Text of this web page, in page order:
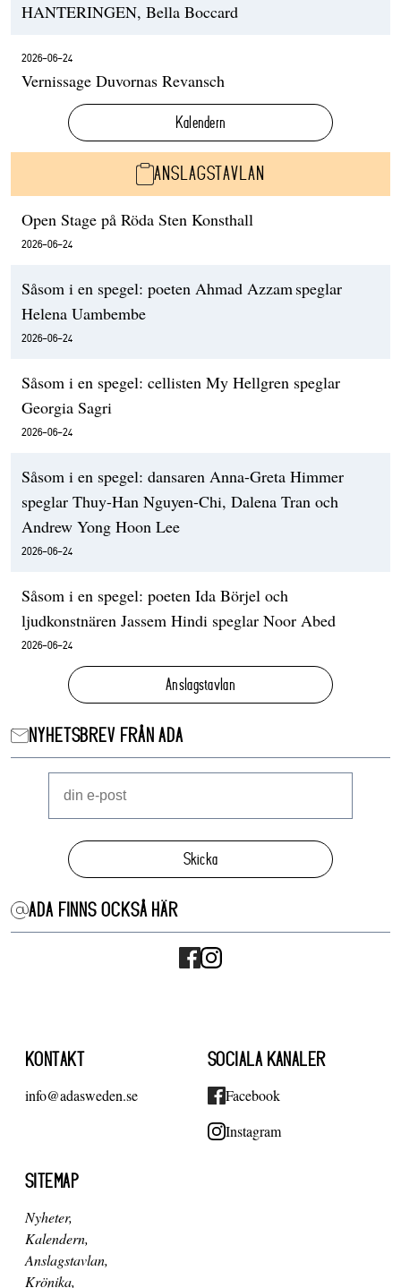
HANTERINGEN, Bella Boccard
2026-06-24
Vernissage Duvornas Revansch
Kalendern
ANSLAGSTAVLAN
Open Stage på Röda Sten Konsthall
2026-06-24
Såsom i en spegel: poeten Ahmad Azzam speglar
Helena Uambembe
2026-06-24
Såsom i en spegel: cellisten My Hellgren speglar
Georgia Sagri
2026-06-24
Såsom i en spegel: dansaren Anna-Greta Himmer
speglar Thuy-Han Nguyen-Chi, Dalena Tran och
Andrew Yong Hoon Lee
2026-06-24
Såsom i en spegel: poeten Ida Börjel och
ljudkonstnären Jassem Hindi speglar Noor Abed
2026-06-24
Anslagstavlan
NYHETSBREV FRÅN ADA
Skicka
ADA FINNS OCKSÅ HÄR
KONTAKT
info@adasweden.se
SOCIALA KANALER
Facebook
Instagram
SITEMAP
Nyheter
Kalendern
Anslagstavlan
Krönika